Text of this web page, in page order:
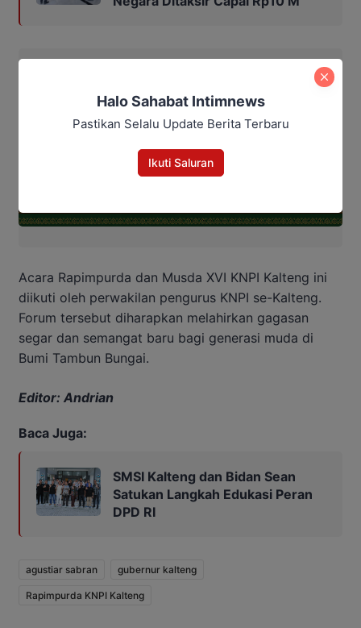
Acara Rapimpurda dan Musda XVI KNPI Kalteng ini
diikuti oleh perwakilan pengurus KNPI se-Kalteng.
Forum tersebut diharapkan melahirkan gagasan
segar dan semangat baru bagi generasi muda di
Bumi Tambun Bungai.
Editor: Andrian
Baca Juga:
SMSI Kalteng dan Bidan Sean
Satukan Langkah Edukasi Peran
DPD RI
agustiar sabran gubernur kalteng
Rapimpurda KNPI Kalteng
Halo Sahabat Intimnews
Pastikan Selalu Update Berita Terbaru
Ikuti Saluran